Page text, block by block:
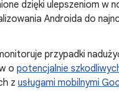
dzięki ulepszeniom w
Androida do
przypadki
o potencjalnie
z usługami mobilnymi